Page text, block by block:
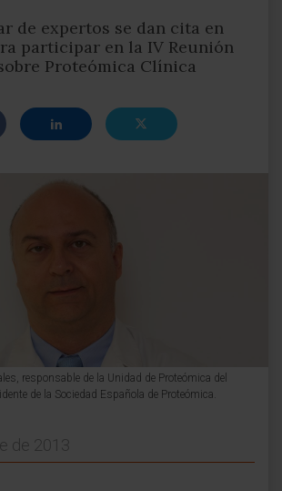
de expertos se dan cita en
participar en la IV Reunión
Proteómica Clínica
responsable de la Unidad de Proteómica del
de la Sociedad Española de Proteómica.
de 2013